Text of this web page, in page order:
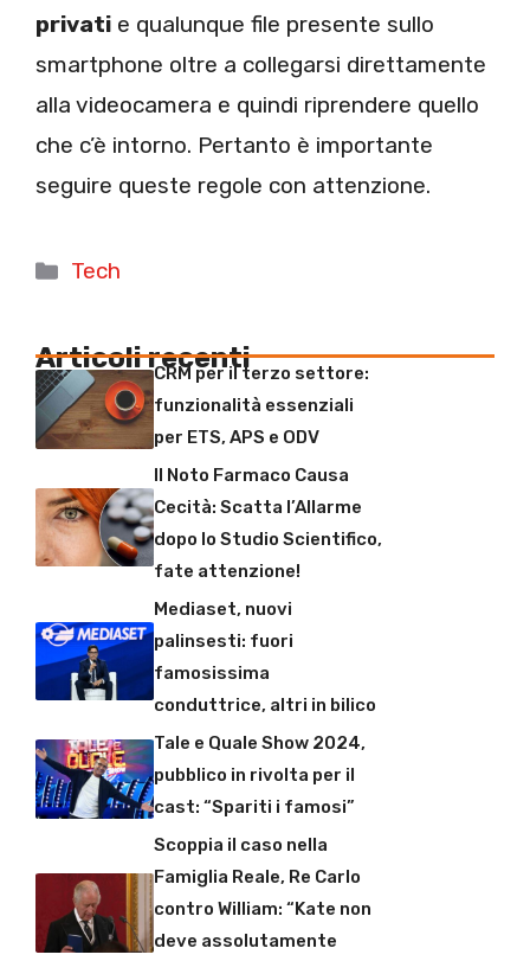
privati e qualunque file presente sullo
smartphone oltre a collegarsi direttamente
alla videocamera e quindi riprendere quello
che c’è intorno. Pertanto è importante
seguire queste regole con attenzione.
Categorie
Tech
Articoli recentiCRM per il terzo settore:
funzionalità essenziali
per ETS, APS e ODV
Il Noto Farmaco Causa
Cecità: Scatta l’Allarme
dopo lo Studio Scientifico,
fate attenzione!
Mediaset, nuovi
palinsesti: fuori
famosissima
conduttrice, altri in bilico
Tale e Quale Show 2024,
pubblico in rivolta per il
cast: “Spariti i famosi”
Scoppia il caso nella
Famiglia Reale, Re Carlo
contro William: “Kate non
deve assolutamente